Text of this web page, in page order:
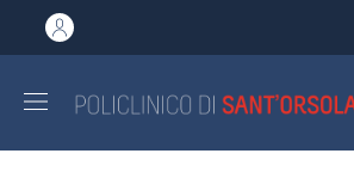
al contenuto principale
to footer content